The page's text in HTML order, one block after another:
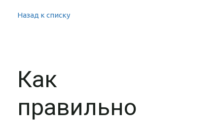
Назад к списку
Как
правильно